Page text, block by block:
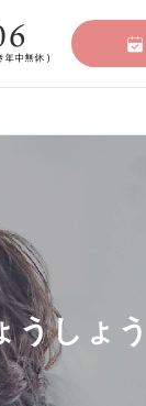
うしょ